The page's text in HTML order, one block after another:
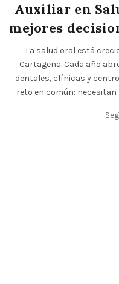
Auxiliar en
mejores
La salud oral está
Cartagena. Cada año
dentales, clínicas y
reto en común: